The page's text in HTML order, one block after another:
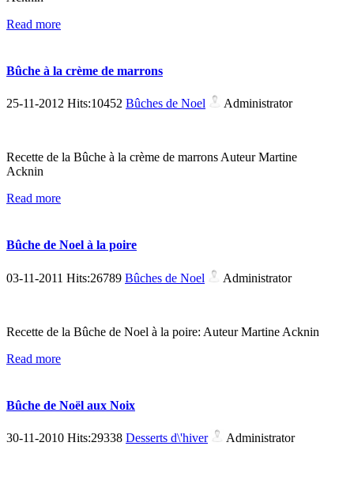
Read more
Bûche à la crème de marrons
25-11-2012 Hits:10452 Bûches de Noel Administrator
Recette de la Bûche à la crème de marrons Auteur Martine
Acknin
Read more
Bûche de Noel à la poire
03-11-2011 Hits:26789 Bûches de Noel Administrator
Recette de la Bûche de Noel à la poire: Auteur Martine Acknin
Read more
Bûche de Noël aux Noix
30-11-2010 Hits:29338 Desserts d\'hiver Administrator